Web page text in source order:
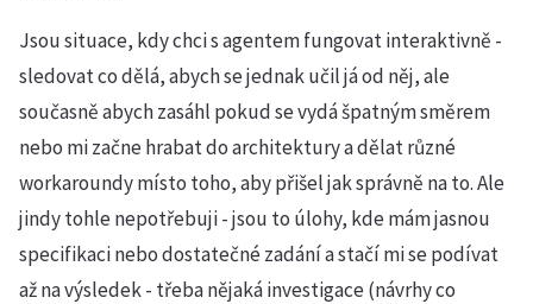
Jsou situace, kdy chci s agentem fungovat interaktivně -
sledovat co dělá, abych se jednak učil já od něj, ale
současně abych zasáhl pokud se vydá špatným směrem
nebo mi začne hrabat do architektury a dělat různé
workaroundy místo toho, aby přišel jak správně na to. Ale
jindy tohle nepotřebuji - jsou to úlohy, kde mám jasnou
specifikaci nebo dostatečné zadání a stačí mi se podívat
až na výsledek - třeba nějaká investigace (návrhy co